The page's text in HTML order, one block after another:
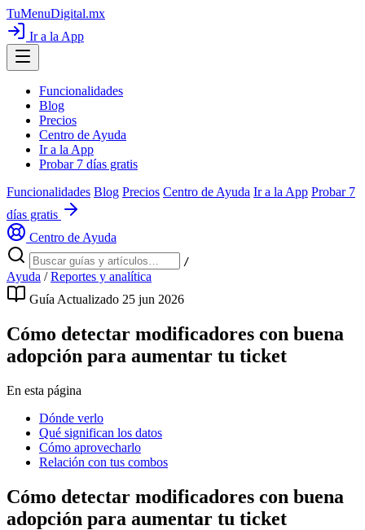
TuMenuDigital.mx
Ir a la App
Funcionalidades
Blog
Precios
Centro de Ayuda
Ir a la App
Probar 7 días gratis
Funcionalidades Blog Precios Centro de Ayuda Ir a la App Probar 7
días gratis
Centro de Ayuda
/
Ayuda / Reportes y analítica
Guía Actualizado 25 jun 2026
Cómo detectar modificadores con buena
adopción para aumentar tu ticket
En esta página
Dónde verlo
Qué significan los datos
Cómo aprovecharlo
Relación con tus combos
Cómo detectar modificadores con buena
adopción para aumentar tu ticket